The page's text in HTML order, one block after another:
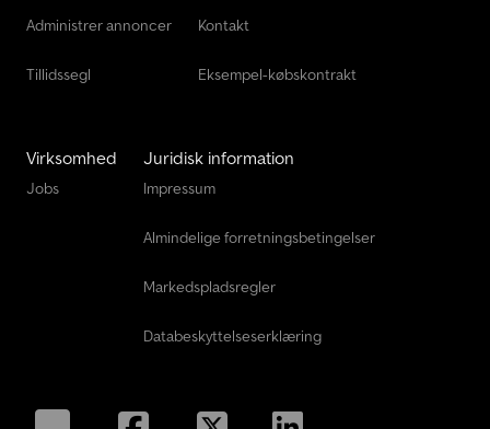
Administrer annoncer
Tillidssegl
Kontakt
Eksempel-købskontrakt
Virksomhed
Jobs
Juridisk information
Impressum
Almindelige forretningsbetingelser
Markedspladsregler
Databeskyttelseserklæring